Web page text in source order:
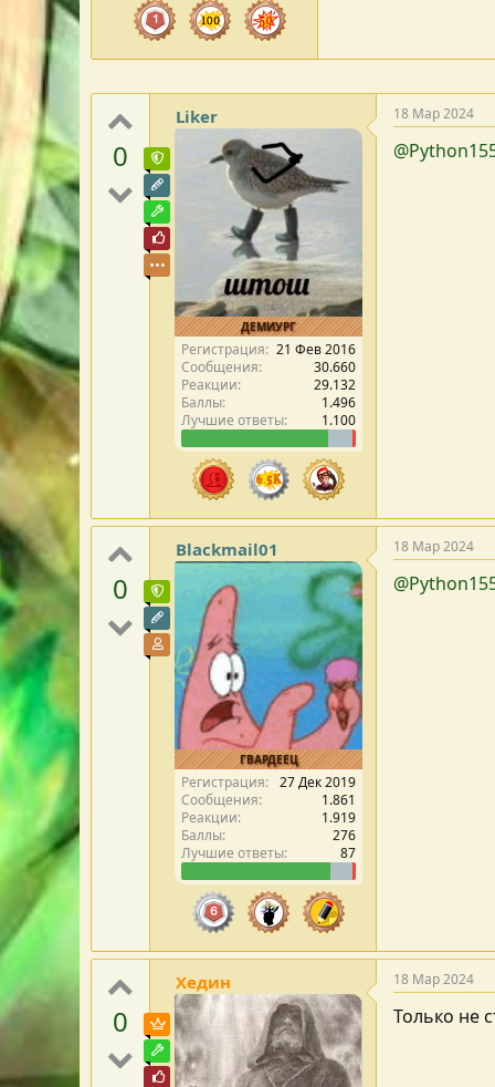
0
Liker
ДЕМИУРГ
Команда форума
Редактор раздела
Модостроитель
Почётный пользователь
Регистрация
21 Фев 2016
Сообщения
30.660
Реакции
29.132
Баллы
1.496
Лучшие ответы
1.100
18 Мар 2024
0
Blackmail01
ГВАРДЕЕЦ
Команда форума
Редактор раздела
Участник форума
Регистрация
27 Дек 2019
Сообщения
1.861
Реакции
1.919
Баллы
276
Лучшие ответы
87
18 Мар 2024
0
Хедин
Пользователь VIP
Модостроитель
Почётный пользователь
18 Мар 2024
Только не